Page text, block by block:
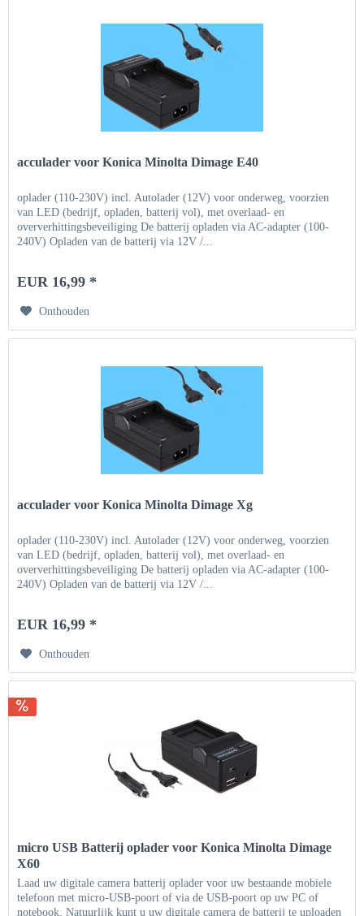
acculader voor Konica Minolta Dimage E40
oplader (110-230V) incl. Autolader (12V) voor onderweg, voorzien
van LED (bedrijf, opladen, batterij vol), met overlaad- en
oververhittingsbeveiliging De batterij opladen via AC-adapter (100-
240V) Opladen van de batterij via 12V /...
EUR 16,99 *
Onthouden
acculader voor Konica Minolta Dimage Xg
oplader (110-230V) incl. Autolader (12V) voor onderweg, voorzien
van LED (bedrijf, opladen, batterij vol), met overlaad- en
oververhittingsbeveiliging De batterij opladen via AC-adapter (100-
240V) Opladen van de batterij via 12V /...
EUR 16,99 *
Onthouden
micro USB Batterij oplader voor Konica Minolta Dimage
X60
Laad uw digitale camera batterij oplader voor uw bestaande mobiele
telefoon met micro-USB-poort of via de USB-poort op uw PC of
notebook. Natuurlijk kunt u uw digitale camera de batterij te uploaden